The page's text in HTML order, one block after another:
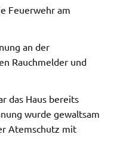
Feuerwehr am
an der
Rauchmelder und
das Haus bereits
wurde gewaltsam
Atemschutz mit